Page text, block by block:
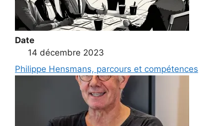
Date
14 décembre 2023
Philippe Hensmans, parcours et compétences